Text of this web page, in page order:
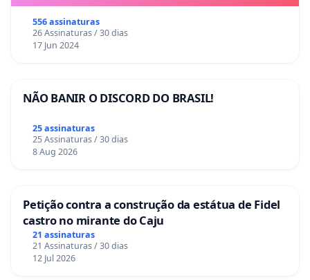
556 assinaturas
26 Assinaturas / 30 dias
17 Jun 2024
NÃO BANIR O DISCORD DO BRASIL!
25 assinaturas
25 Assinaturas / 30 dias
8 Aug 2026
Petição contra a construção da estátua de Fidel
castro no mirante do Caju
21 assinaturas
21 Assinaturas / 30 dias
12 Jul 2026